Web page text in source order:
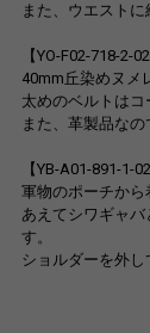
また、ウエストに
【YO-F02-718-2-02
40mm丘染めヌメ
太めのベルトはコ
また、革製品なの
【YB-A01-891-1-02
軍物のポーチから
あえてシワギャ
す。
ショルダーを外し